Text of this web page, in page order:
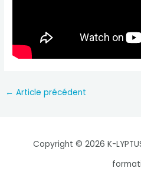
Navigation
← Article précédent
Copyright © 2026 K-